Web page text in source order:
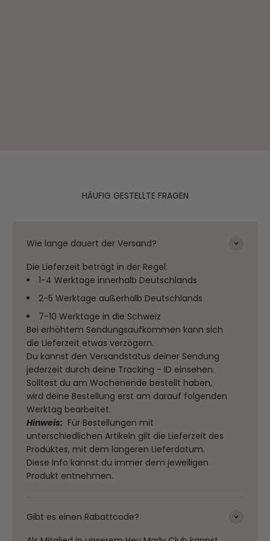
HÄUFIG GESTELLTE FRAGEN
Wie lange dauert der Versand?
Die Lieferzeit beträgt in der Regel:
1-4 Werktage innerhalb Deutschlands
2-5 Werktage außerhalb Deutschlands
7-10 Werktage in die Schweiz
Bei erhöhtem Sendungsaufkommen kann sich
die Lieferzeit etwas verzögern.
Du kannst den Versandstatus deiner Sendung
jederzeit durch deine Tracking - ID einsehen.
Solltest du am Wochenende bestellt haben,
wird deine Bestellung erst am darauf folgenden
Werktag bearbeitet.
Hinweis: Für Bestellungen mit
unterschiedlichen Artikeln gilt die Lieferzeit des
Produktes, mit dem längeren Lieferdatum.
Diese Info kannst du immer dem jeweiligen
Produkt entnehmen.
Gibt es einen Rabattcode?